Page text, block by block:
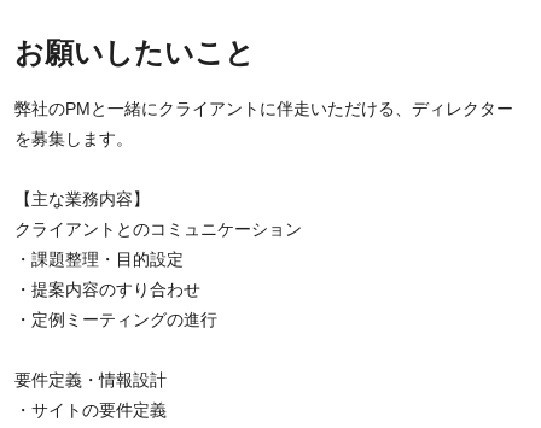
お願いしたいこと
弊社のPMと一緒にクライアントに伴走いただける、ディレクター
を募集します。
【主な業務内容】
クライアントとのコミュニケーション
・課題整理・目的設定
・提案内容のすり合わせ
・定例ミーティングの進行
要件定義・情報設計
・サイトの要件定義